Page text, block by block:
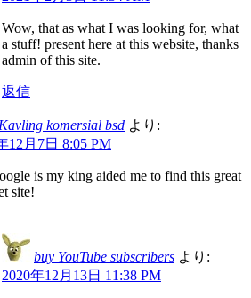
Wow, that as what I was looking for, what
a stuff! present here at this website, thanks
admin of this site.
返信
Kavling komersial bsd より:
12月7日 8:05 PM
is my king aided me to find this great
site!
buy YouTube subscribers より:
2020年12月13日 11:38 PM